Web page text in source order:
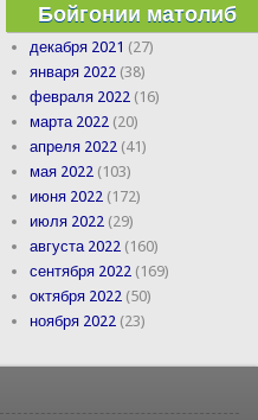
Бойгонии матолиб
декабря 2021 (27)
января 2022 (38)
февраля 2022 (16)
марта 2022 (20)
апреля 2022 (41)
мая 2022 (103)
июня 2022 (172)
июля 2022 (29)
августа 2022 (160)
сентября 2022 (169)
октября 2022 (50)
ноября 2022 (23)